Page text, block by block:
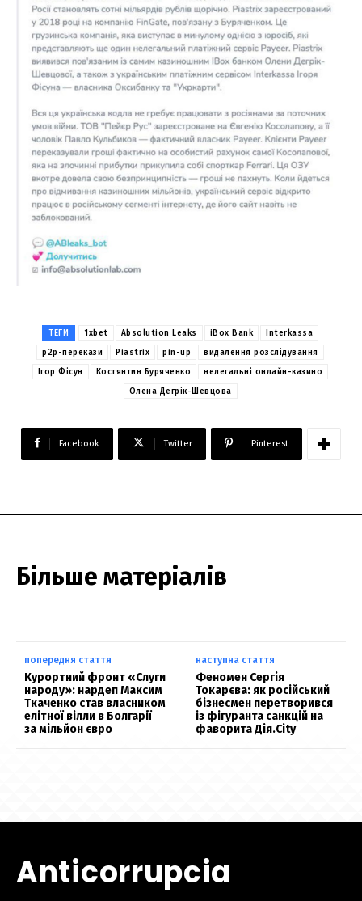
ТЕГИ 1xbet Absolution Leaks iBox Bank
Interkassa
p2p-перекази
Piastrix pin-up
видалення розслідування
Ігор Фісун
Костянтин Буряченко
нелегальні онлайн-казино
Олена Дегрік-Шевцова
Facebook Twitter Pinterest
Більше матеріалів
попередня стаття
Курортний фронт «Слуги
народу»: нардеп Максим
Ткаченко став власником
елітної вілли в Болгарії
за мільйон євро
наступна стаття
Феномен Сергія
Токарєва: як російський
бізнесмен перетворився
із фігуранта санкцій на
фаворита Дія.City
Anticorrupcia